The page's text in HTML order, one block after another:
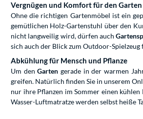
Vergnügen und Komfort für den
Ohne die richtigen Gartenmöbel ist ein
gemütlichen Holz-Gartenstuhl über den
nicht langweilig wird, dürfen auch
sich auch der Blick zum Outdoor-
Abkühlung für Mensch und Pflanze
Um denGarten gerade in der warmen
greifen. Natürlich finden Sie in unserem
nur ihre Pflanzen im Sommer einen
Wasser-Luftmatratze werden selbst heiße